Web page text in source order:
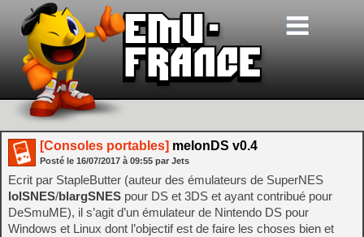
[Consoles portables] melonDS v0.4
Posté le 16/07/2017 à 09:55 par Jets
Ecrit par StapleButter (auteur des émulateurs de SuperNES
lolSNES/blargSNES pour DS et 3DS et ayant contribué pour
DeSmuME), il s’agit d’un émulateur de Nintendo DS pour
Windows et Linux dont l’objectif est de faire les choses bien et